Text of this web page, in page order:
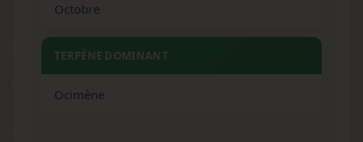
Octobre
TERPÈNE DOMINANT
Ocimène